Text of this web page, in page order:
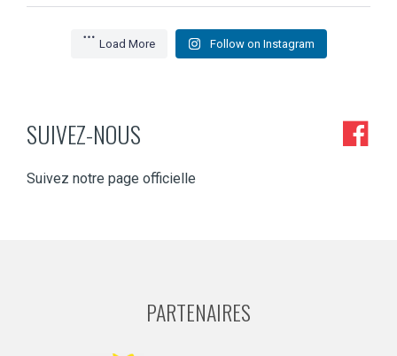
Load More Follow on Instagram
SUIVEZ-NOUS
Suivez notre page officielle
PARTENAIRES